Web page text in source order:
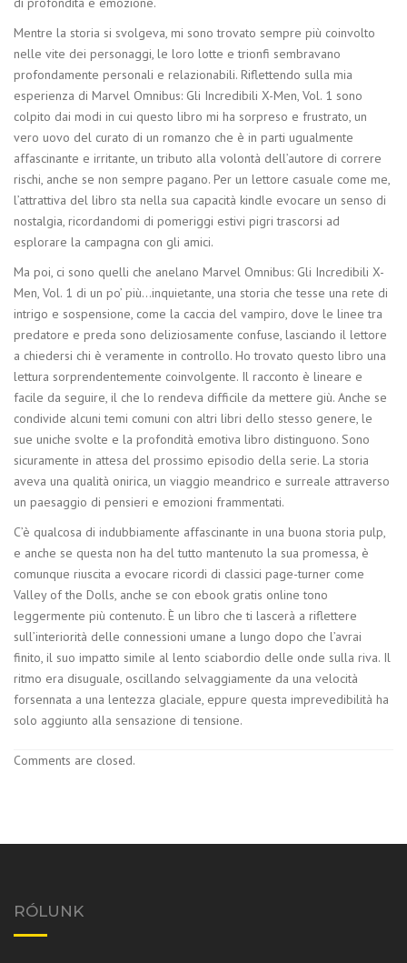
Mentre la storia si svolgeva, mi sono trovato sempre più coinvolto
nelle vite dei personaggi, le loro lotte e trionfi sembravano
profondamente personali e relazionabili. Riflettendo sulla mia
esperienza di Marvel Omnibus: Gli Incredibili X-Men, Vol. 1 sono
colpito dai modi in cui questo libro mi ha sorpreso e frustrato, un
vero uovo del curato di un romanzo che è in parti ugualmente
affascinante e irritante, un tributo alla volontà dell’autore di correre
rischi, anche se non sempre pagano. Per un lettore casuale come me,
l’attrattiva del libro sta nella sua capacità kindle evocare un senso di
nostalgia, ricordandomi di pomeriggi estivi pigri trascorsi ad
esplorare la campagna con gli amici.
Ma poi, ci sono quelli che anelano Marvel Omnibus: Gli Incredibili X-
Men, Vol. 1 di un po’ più…inquietante, una storia che tesse una rete di
intrigo e sospensione, come la caccia del vampiro, dove le linee tra
predatore e preda sono deliziosamente confuse, lasciando il lettore
a chiedersi chi è veramente in controllo. Ho trovato questo libro una
lettura sorprendentemente coinvolgente. Il racconto è lineare e
facile da seguire, il che lo rendeva difficile da mettere giù. Anche se
condivide alcuni temi comuni con altri libri dello stesso genere, le
sue uniche svolte e la profondità emotiva libro distinguono. Sono
sicuramente in attesa del prossimo episodio della serie. La storia
aveva una qualità onirica, un viaggio meandrico e surreale attraverso
un paesaggio di pensieri e emozioni frammentati.
C’è qualcosa di indubbiamente affascinante in una buona storia pulp,
e anche se questa non ha del tutto mantenuto la sua promessa, è
comunque riuscita a evocare ricordi di classici page-turner come
Valley of the Dolls, anche se con ebook gratis online tono
leggermente più contenuto. È un libro che ti lascerà a riflettere
sull’interiorità delle connessioni umane a lungo dopo che l’avrai
finito, il suo impatto simile al lento sciabordio delle onde sulla riva. Il
ritmo era disuguale, oscillando selvaggiamente da una velocità
forsennata a una lentezza glaciale, eppure questa imprevedibilità ha
solo aggiunto alla sensazione di tensione.
Comments are closed.
RÓLUNK